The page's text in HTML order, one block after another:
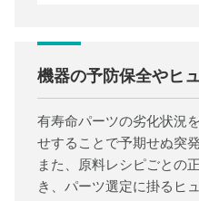
機器の予防保全やヒ
有寿命パーツの劣化状況
せすることで予期せぬ突
また、原料レシピごとの
き、パーツ選定に掛るヒ